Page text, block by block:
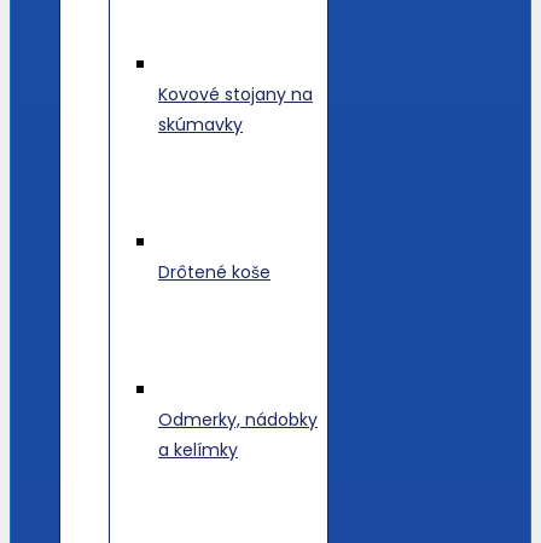
Kovové stojany na
skúmavky
Drôtené koše
Odmerky, nádobky
a kelímky